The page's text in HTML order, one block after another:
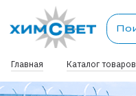
Главная Каталог товаров